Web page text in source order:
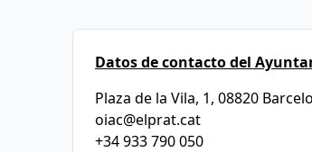
Datos de contacto del
Plaza de la Vila, 1, 08820
oiac@elprat.cat
+34 933 790 050